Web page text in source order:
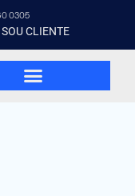
0305
SOU CLIENTE